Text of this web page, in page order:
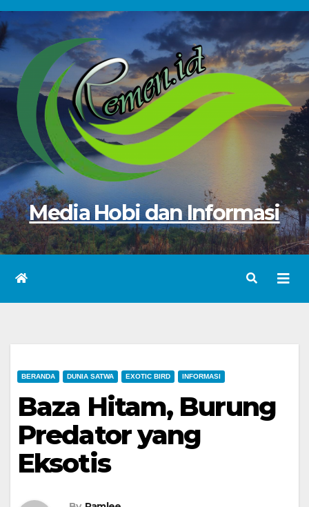
Skip
to
content
Media Hobi dan Informasi
BERANDA DUNIA SATWA EXOTIC BIRD INFORMASI
Baza Hitam, Burung
Predator yang
Eksotis